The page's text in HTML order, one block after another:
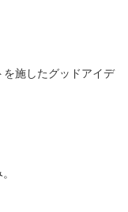
施したグッドアイデ